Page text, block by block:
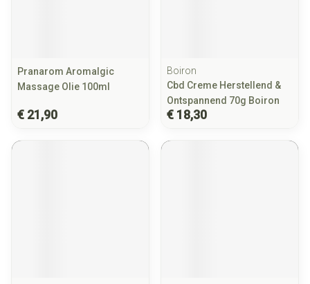
Pranarom Aromalgic
Massage Olie 100ml
€ 21,90
Boiron
Cbd Creme Herstellend &
Ontspannend 70g Boiron
€ 18,30